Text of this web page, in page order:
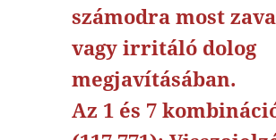
számodra most
vagy irritáló dolog
megjavításában.
Az 1 és 7